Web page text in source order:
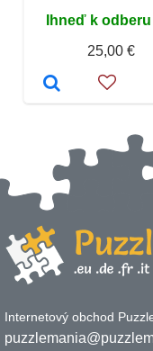
Ihneď k odberu
25,00 €
Internetový obchod